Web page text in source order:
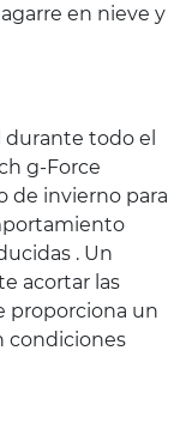
en nieve y
todo el
g-Force
de invierno para
. Un
acortar las
proporciona un
condiciones